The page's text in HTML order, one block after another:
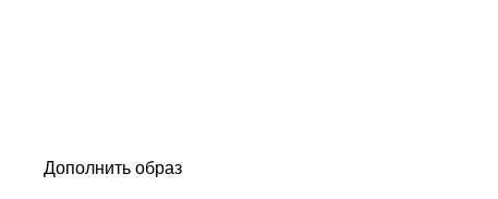
Дополнить образ